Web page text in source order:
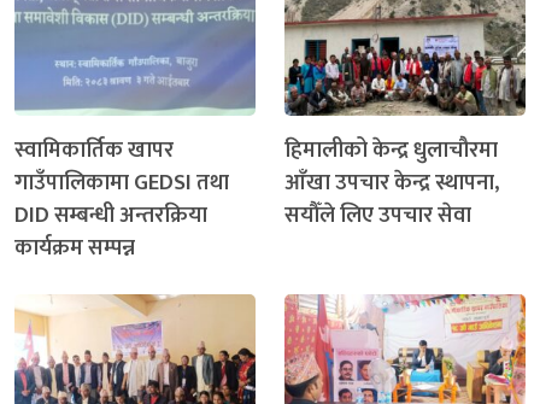
स्वामिकार्तिक खापर
गाउँपालिकामा GEDSI तथा
DID सम्बन्धी अन्तरक्रिया
कार्यक्रम सम्पन्न
हिमालीको केन्द्र धुलाचौरमा
आँखा उपचार केन्द्र स्थापना,
सयौँले लिए उपचार सेवा